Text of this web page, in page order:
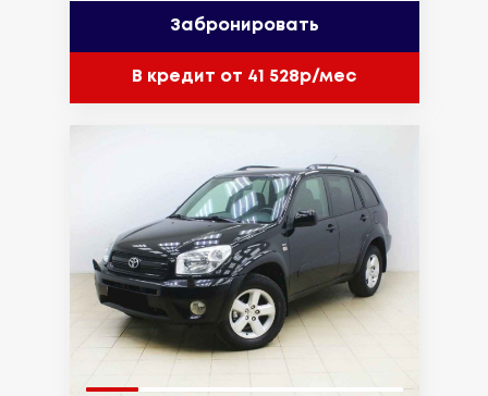
Забронировать
В кредит от 41 528р/мес